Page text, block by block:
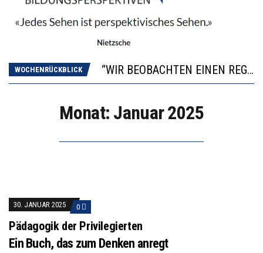
WOCHENRÜCKBLICK
DIE VERSTÄRKTE HARMONISIERUNG IM SCHULWESEN VERRINGERT DAS INNOVATIONSPOTENZIAL
Monat: Januar 2025
30. JANUAR 2025 0
Pädagogik der Privilegierten
Ein Buch, das zum Denken anregt